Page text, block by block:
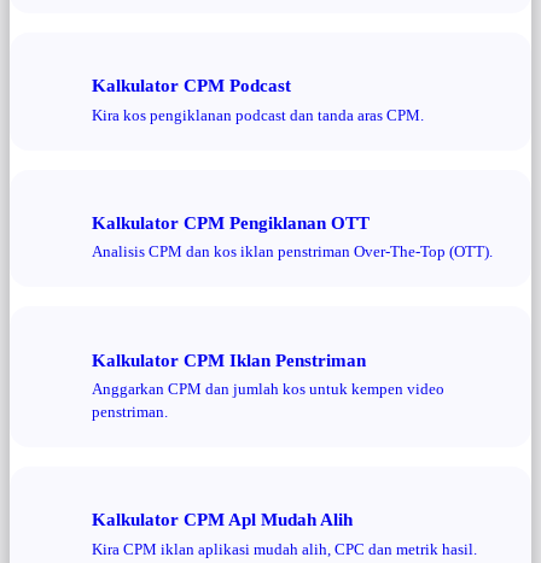
Kalkulator CPM Podcast
Kira kos pengiklanan podcast dan tanda aras CPM.
Kalkulator CPM Pengiklanan OTT
Analisis CPM dan kos iklan penstriman Over-The-Top (OTT).
Kalkulator CPM Iklan Penstriman
Anggarkan CPM dan jumlah kos untuk kempen video
penstriman.
Kalkulator CPM Apl Mudah Alih
Kira CPM iklan aplikasi mudah alih, CPC dan metrik hasil.